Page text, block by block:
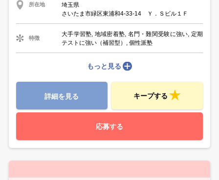
所在地
埼玉県
さいたま市緑区東浦和4-33-14 Ｙ．Ｓビル１Ｆ
特徴
大手学習塾, 地域密着塾, 名門・難関受験に強い, 定期
テストに強い（補習型）, 個性派塾
もっと見る
詳細を見る キープする
応募する